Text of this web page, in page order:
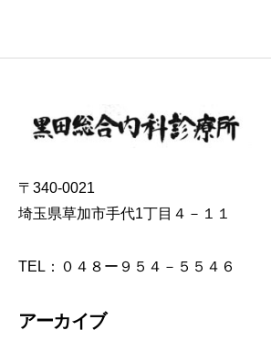
ペ
ジ
送
〒340-0021
埼玉県草加市手代1丁目４－１１
TEL：０４８ー９５４－５５４６
アーカイブ